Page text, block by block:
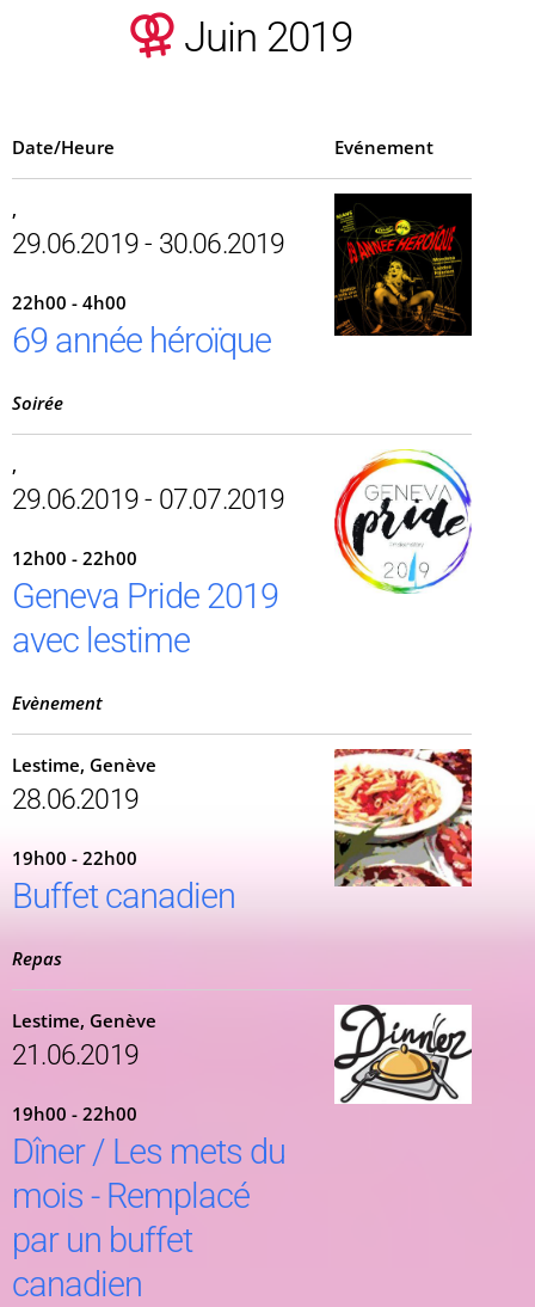
Juin 2019
Date/Heure Evénement
,
29.06.2019 - 30.06.2019
22h00 - 4h00
69 année héroïque
Soirée
,
29.06.2019 - 07.07.2019
12h00 - 22h00
Geneva Pride 2019
avec lestime
Evènement
Lestime, Genève
28.06.2019
19h00 - 22h00
Buffet canadien
Repas
Lestime, Genève
21.06.2019
19h00 - 22h00
Dîner / Les mets du
mois - Remplacé
par un buffet
canadien